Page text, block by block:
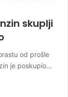
skuplji
od prošle
je poskupio…